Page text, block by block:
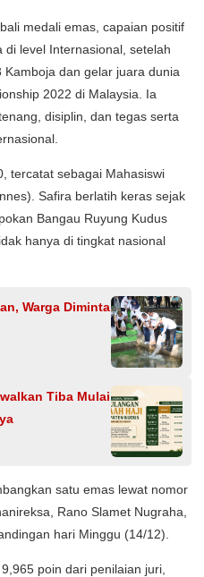
medali emas, capaian positif
level Internasional, setelah
dan gelar juara dunia
2022 di Malaysia. Ia
disiplin, dan tegas serta
tercatat sebagai Mahasiswi
Safira berlatih keras sejak
Bangau Ruyung Kudus
hanya di tingkat nasional
Warga Diminta
Tiba Mulai
satu emas lewat nomor
Rano Slamet Nugraha,
hari Minggu (14/12).
poin dari penilaian juri,